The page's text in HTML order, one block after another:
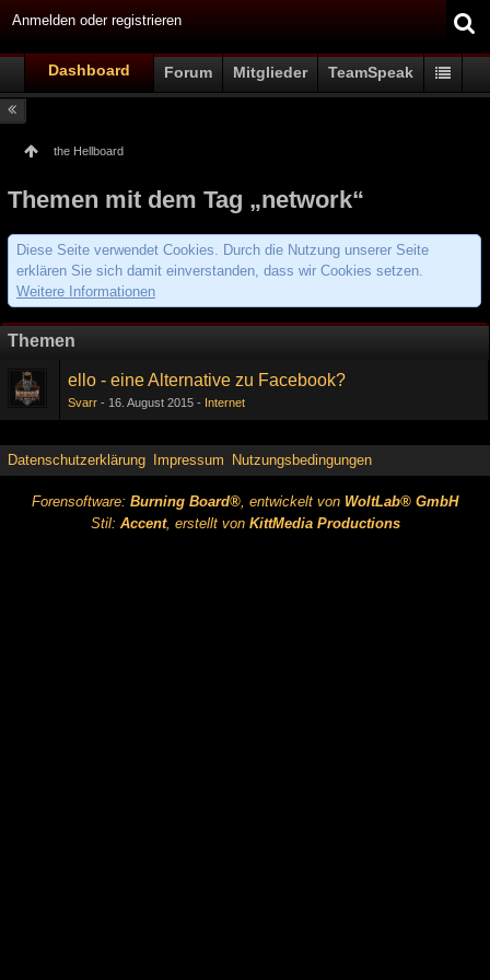
Anmelden oder registrieren
Dashboard Forum Mitglieder TeamSpeak
the Hellboard
Themen mit dem Tag „network“
Diese Seite verwendet Cookies. Durch die Nutzung unserer Seite
erklären Sie sich damit einverstanden, dass wir Cookies setzen.
Weitere Informationen
Themen
ello - eine Alternative zu Facebook?
Svarr 16. August 2015 Internet
Datenschutzerklärung Impressum Nutzungsbedingungen
Forensoftware: Burning Board®, entwickelt von WoltLab® GmbH
Stil: Accent, erstellt von KittMedia Productions